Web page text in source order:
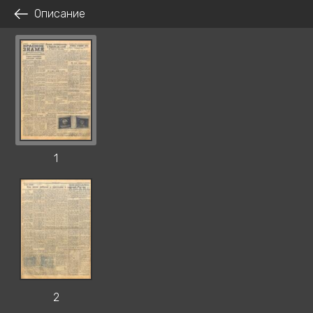
Описание
1
2